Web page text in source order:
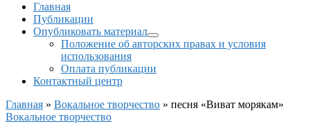
Главная
Публикации
Опубликовать материал
Положение об авторских правах и условия
использования
Оплата публикации
Контактный центр
Главная » Вокальное творчество » песня «Виват морякам»
Вокальное творчество